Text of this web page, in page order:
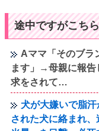
途中ですがこち
Aママ「そのブラ
ます」→母親に報告
求をされて…
犬が大嫌いで脂
された犬に絡まれ